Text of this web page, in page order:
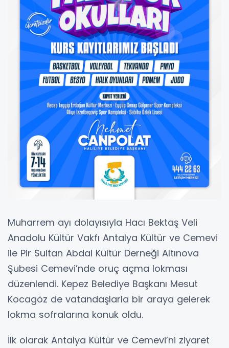
Muharrem ayı dolayısıyla Hacı Bektaş Veli
Anadolu Kültür Vakfı Antalya Kültür ve Cemevi
ile Pir Sultan Abdal Kültür Derneği Altınova
Şubesi Cemevi’nde oruç açma lokması
düzenlendi. Kepez Belediye Başkanı Mesut
Kocagöz de vatandaşlarla bir araya gelerek
lokma sofralarına konuk oldu.
İlk olarak Antalya Kültür ve Cemevi’ni ziyaret